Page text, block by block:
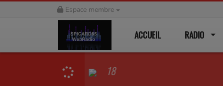
Espace membre
ACCUEIL RADIO
18